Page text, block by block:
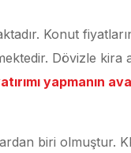
Konut
Dövizle kira
yapmanın
biri olmuştur.